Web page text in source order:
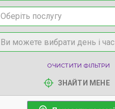
Оберіть послугу
ОЧИСТИТИ ФІЛЬТРИ
ЗНАЙТИ МЕНЕ